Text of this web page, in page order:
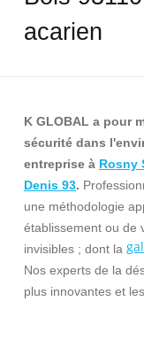
acarien
K GLOBAL a pour
sécurité dans
entreprise à Rosny
Denis 93.
une méthodologie
établissement ou de
invisibles ; dont la
Nos experts de la
plus innovantes et